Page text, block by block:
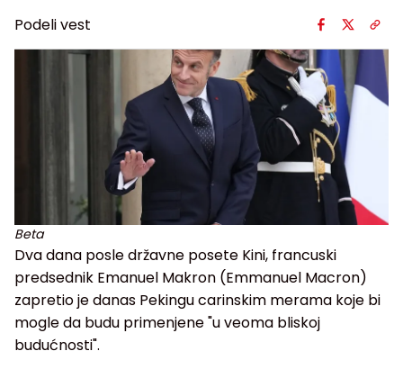
Podeli vest
Beta
Dva dana posle državne posete Kini, francuski
predsednik Emanuel Makron (Emmanuel Macron)
zapretio je danas Pekingu carinskim merama koje bi
mogle da budu primenjene "u veoma bliskoj
budućnosti".